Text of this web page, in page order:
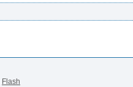
Flash